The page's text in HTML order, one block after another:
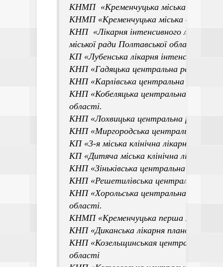
КНМП «Кременчуцька міська лікарня
КНМП «Кременчуцька міська дитяча
КНП «Лікарня інтенсивного лікування
міської ради Полтавської області
КП «Лубенська лікарня інтенсивного
КНП «Гадяцька центральна районна
КНП «Карлівська центральна районна
КНП «Кобеляцька центральна районна
області.
КНП «Лохвицька центральна районна
КНП «Миргородська центральна
КП «3-я міська клінічна лікарня
КП «Дитяча міська клінічна лікарня
КНП «Зіньківська центральна районна
КНП «Решетилівська центральна
КНП «Хорольська центральна районна
області.
КНМП «Кременчуцька перша міська
КНП «Диканська лікарня планового
КНП «Козельщинськая центральна
області